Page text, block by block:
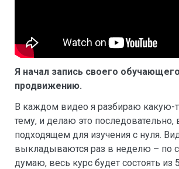
Я начал запись своего
продвижению.
В каждом видео я разбираю какую-
тему, и делаю это последовательно,
подходящем для изучения с нуля.
выкладываются раз в неделю – по
думаю, весь курс будет состоять из